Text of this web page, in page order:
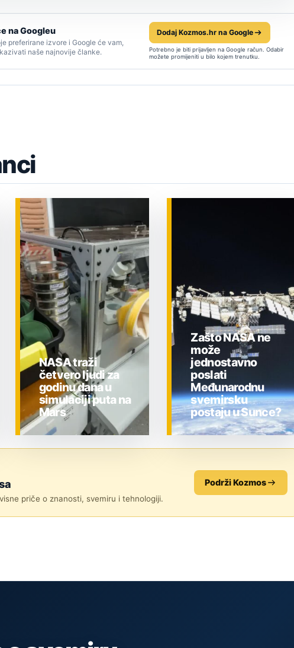
na Googleu
preferirane izvore i Google će vam,
naše najnovije članke.
Dodaj Kozmos.hr na Google
Potrebno je biti prijavljen na Google račun. Odabir
možete promijeniti u bilo kojem trenutku.
NASA traži
četvero ljudi za
godinu dana u
simulaciji puta na
Mars
Zašto NASA ne
može
jednostavno
poslati
Međunarodnu
svemirsku
postaju u Sunce?
priče o znanosti, svemiru i tehnologiji.
Podrži Kozmos